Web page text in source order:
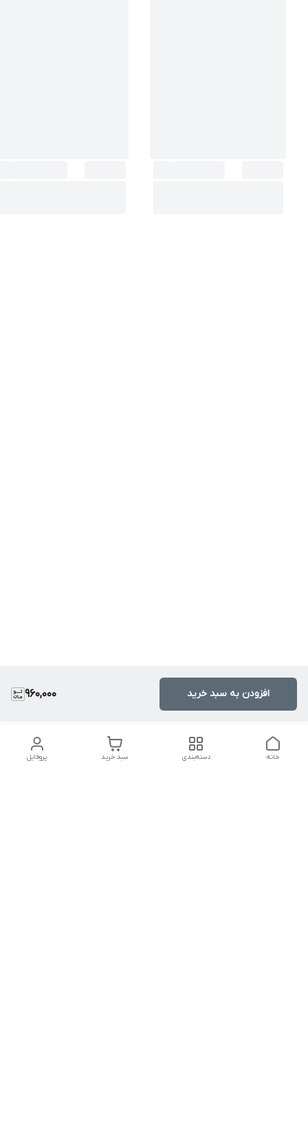
960,000 افزودن به سبد خرید
پروفایل سبد خرید دسته‌بندی خانه